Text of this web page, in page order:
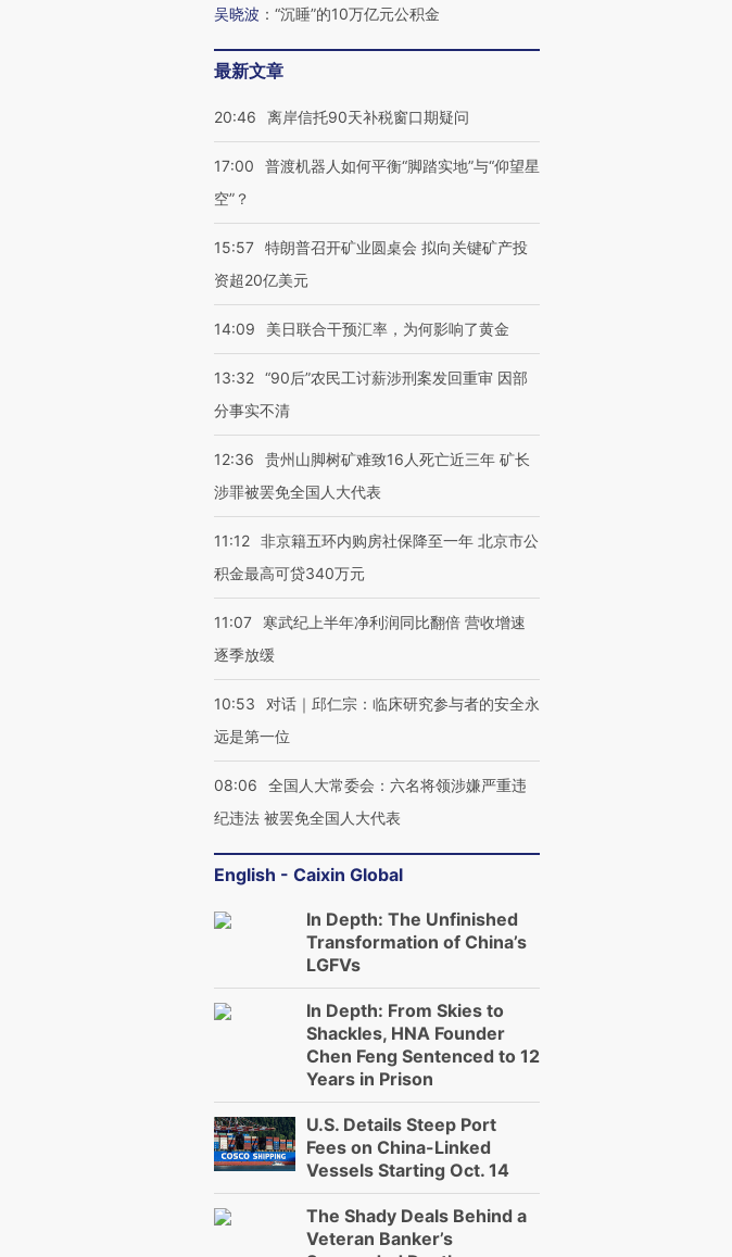
吴晓波 ： “沉睡”的10万亿元公积金
最新文章
20:46 离岸信托90天补税窗口期疑问
17:00
普渡机器人如何平衡“脚踏实地”与“仰望星
空”？
15:57 特朗普召开矿业圆桌会 拟向关键矿产投
资超20亿美元
14:09 美日联合干预汇率，为何影响了黄金
13:32 “90后”农民工讨薪涉刑案发回重审 因部
分事实不清
12:36
贵州山脚树矿难致16人死亡近三年 矿长
涉罪被罢免全国人大代表
11:12 非京籍五环内购房社保降至一年 北京市公
积金最高可贷340万元
11:07
寒武纪上半年净利润同比翻倍 营收增速
逐季放缓
10:53
对话｜邱仁宗：临床研究参与者的安全永
远是第一位
08:06
全国人大常委会：六名将领涉嫌严重违
纪违法 被罢免全国人大代表
English - Caixin Global
In Depth: The Unfinished
Transformation of China’s
LGFVs
In Depth: From Skies to
Shackles, HNA Founder
Chen Feng Sentenced to 12
Years in Prison
U.S. Details Steep Port
Fees on China-Linked
Vessels Starting Oct. 14
The Shady Deals Behind a
Veteran Banker’s